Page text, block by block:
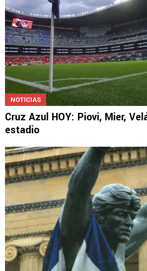
NOTICIAS
Cruz Azul HOY: Piovi, Mier,
estadio